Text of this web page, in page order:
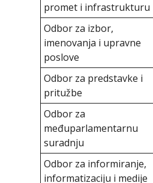
promet i infrastrukturu
Odbor za izbor,
imenovanja i upravne
poslove
Odbor za predstavke i
pritužbe
Odbor za
međuparlamentarnu
suradnju
Odbor za informiranje,
informatizaciju i medije